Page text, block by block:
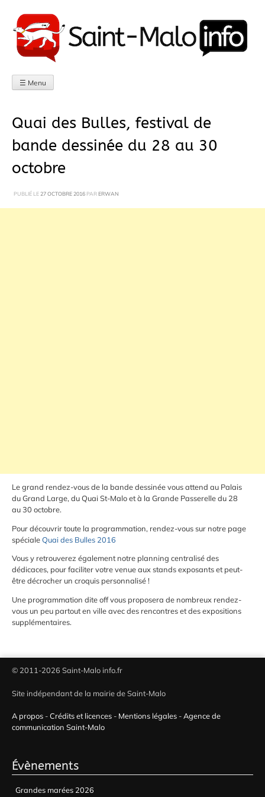
au
contenu
☰ Menu
Quai des Bulles, festival de
bande dessinée du 28 au 30
octobre
PUBLIÉ LE27 OCTOBRE 2016 PARERWAN
Le grand rendez-vous de la bande dessinée vous attend au Palais
du Grand Large, du Quai St-Malo et à la Grande Passerelle du 28
au 30 octobre.
Pour découvrir toute la programmation, rendez-vous sur notre page
spécialeQuai des Bulles 2016
Vous y retrouverez également notre planning centralisé des
dédicaces, pour faciliter votre venue aux stands exposants et peut-
être décrocher un croquis personnalisé !
Une programmation dite off vous proposera de nombreux rendez-
vous un peu partout en ville avec des rencontres et des expositions
supplémentaires.
© 2011-2026 Saint-Malo info.fr
Site indépendant de la mairie de Saint-Malo
A propos -Crédits et licences - Mentions légales -Agence de
communication Saint-Malo
Évènements
Grandes marées 2026